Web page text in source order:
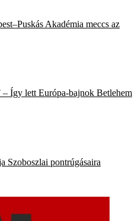
Akadémia meccs az
Így lett Európa-bajnok Betlehem
Szoboszlai pontrúgásaira